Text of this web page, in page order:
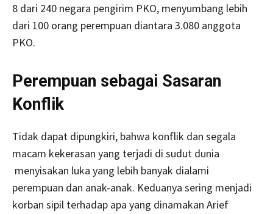
8 dari 240 negara pengirim PKO, menyumbang lebih
dari 100 orang perempuan diantara 3.080 anggota
PKO.
Perempuan sebagai Sasaran
Konflik
Tidak dapat dipungkiri, bahwa konflik dan segala
macam kekerasan yang terjadi di sudut dunia
menyisakan luka yang lebih banyak dialami
perempuan dan anak-anak. Keduanya sering menjadi
korban sipil terhadap apa yang dinamakan Arief